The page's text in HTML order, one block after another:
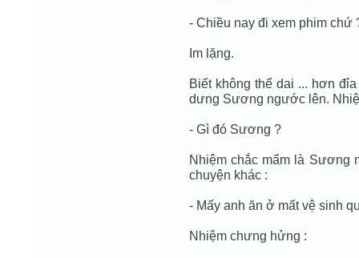
- Chiều nay đi xem phim chứ
Im lặng.
Biết không thể dai ... hơn
dưng Sương ngước lên.
- Gì đó Sương ?
Nhiệm chắc mẩm là Sương
chuyện khác :
- Mấy anh ăn ở mất vệ sinh
Nhiệm chưng hửng :